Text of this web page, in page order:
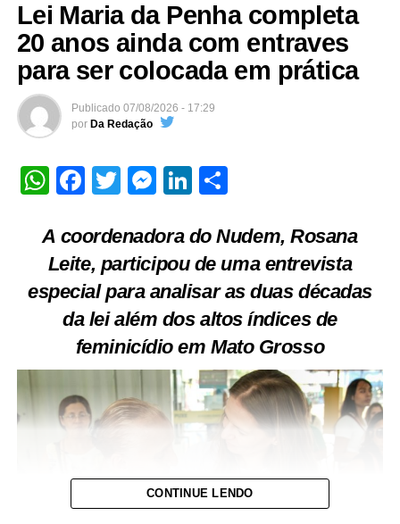
Lei Maria da Penha completa
20 anos ainda com entraves
para ser colocada em prática
Publicado 07/08/2026 - 17:29
por Da Redação
WhatsApp
Facebook
TwitterMessenger
LinkedIn
A coordenadora do Nudem, Rosana
Leite, participou de uma entrevista
especial para analisar as duas décadas
da lei além dos altos índices de
feminicídio em Mato Grosso
CONTINUE LENDO